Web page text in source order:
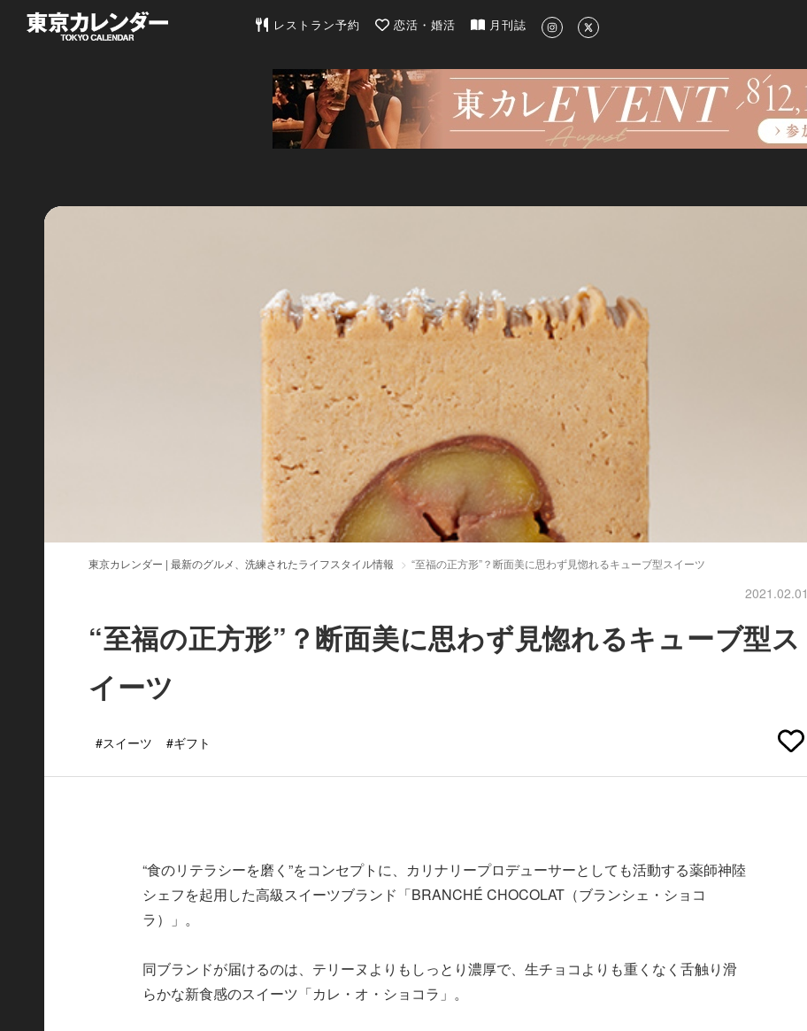
東京カレンダー | 最新のグルメ、洗練されたライフスタイル情報
レストラン予約 恋活・婚活 月刊誌
東京カレンダー | 最新のグルメ、洗練されたライフスタイル情報 “至福の正方形”？断面美に思わず見惚れるキューブ型スイーツ
2021.02.01
“至福の正方形”？断面美に思わず見惚れるキューブ型ス
イーツ
#スイーツ #ギフト
“食のリテラシーを磨く”をコンセプトに、カリナリープロデューサーとしても活動する薬師神陸
シェフを起用した高級スイーツブランド「BRANCHÉ CHOCOLAT（ブランシェ・ショコ
ラ）」。
同ブランドが届けるのは、テリーヌよりもしっとり濃厚で、生チョコよりも重くなく舌触り滑
らかな新食感のスイーツ「カレ・オ・ショコラ」。